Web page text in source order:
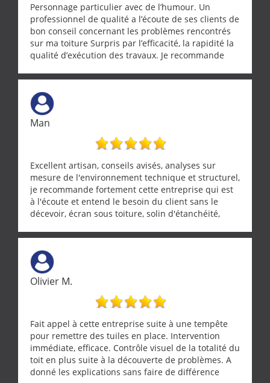
Personnage particulier avec de l’humour. Un
professionnel de qualité a l’écoute de ses clients de
bon conseil concernant les problèmes rencontrés
sur ma toiture Surpris par l’efficacité, la rapidité la
qualité d’exécution des travaux. Je recommande
Man
Excellent artisan, conseils avisés, analyses sur
mesure de l'environnement technique et structurel,
je recommande fortement cette entreprise qui est
à l'écoute et entend le besoin du client sans le
décevoir, écran sous toiture, solin d'étanchéité,
récupérateur d'eau, tout a été parfaitement mis en
œuvre sans besoin d'y revenir. confiance assurée.
Olivier M.
Fait appel à cette entreprise suite à une tempête
pour remettre des tuiles en place. Intervention
immédiate, efficace. Contrôle visuel de la totalité du
toit en plus suite à la découverte de problèmes. A
donné les explications sans faire de différence